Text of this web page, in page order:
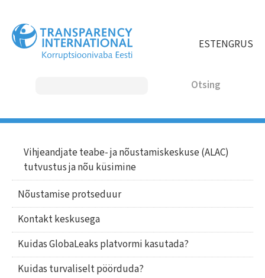
edasi
põhisisu
juurde
ESTENGRUS
MAIN
NAVIGATION
Main
navigation
Vihjeandjate teabe- ja nõustamiskeskuse (ALAC)
tutvustus ja nõu küsimine
Nõustamise protseduur
Kontakt keskusega
Kuidas GlobaLeaks platvormi kasutada?
Kuidas turvaliselt pöörduda?